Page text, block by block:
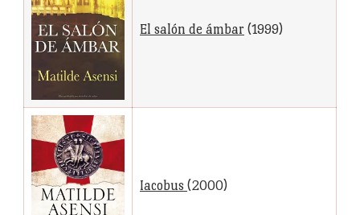
El salón de ámbar (1999)
Iacobus (2000)